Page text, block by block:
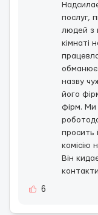
послуг,
людей з
кімнаті
обманює
назву
його
фірм. Ми
просить
комісію
Вiн
контакти
6